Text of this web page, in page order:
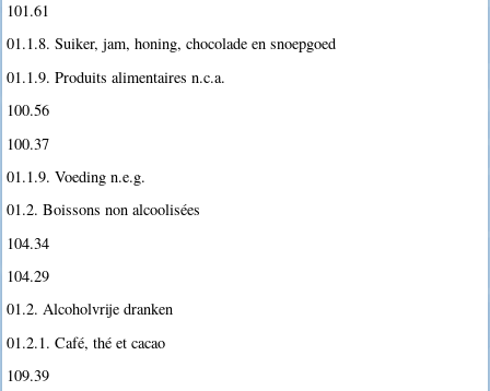
101.61
01.1.8. Suiker, jam, honing, chocolade en snoepgoed
01.1.9. Produits alimentaires n.c.a.
100.56
100.37
01.1.9. Voeding n.e.g.
01.2. Boissons non alcoolisées
104.34
104.29
01.2. Alcoholvrije dranken
01.2.1. Café, thé et cacao
109.39